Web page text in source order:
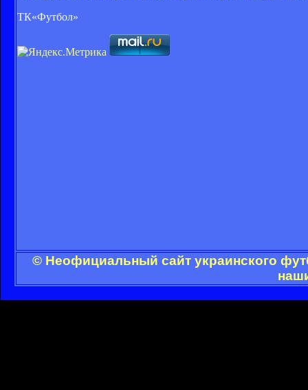
ТК«Футбол»
© Неофициальный сайт украинского